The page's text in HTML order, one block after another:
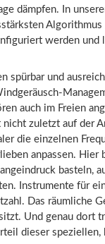
dämpfen. In
werden und
spürbar und
auch im Freien
zuletzt auf der
die einzelnen
anpassen.
basteln,
Instrumente für
Das räumliche
Und genau dort
dieser speziellen,